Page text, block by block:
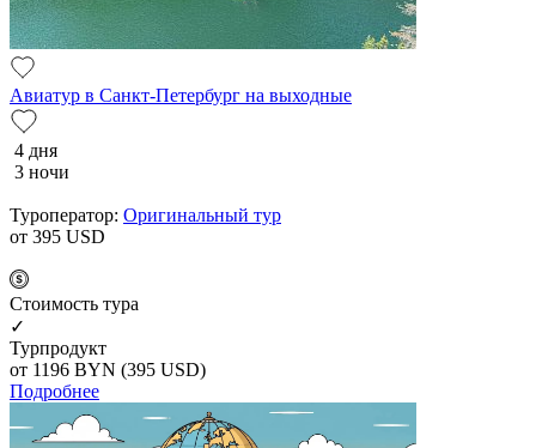
Авиатур в Санкт-Петербург на выходные
4 дня
3 ночи
Туроператор: Оригинальный тур
от 395 USD
Cтоимость тура
✓
Турпродукт
от 1196 BYN (395 USD)
Подробнее